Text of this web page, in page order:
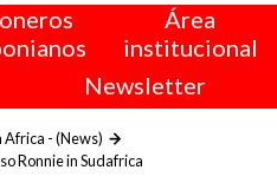
Área
institucional
Newsletter
Africa - (News)
Ronnie in Sudafrica